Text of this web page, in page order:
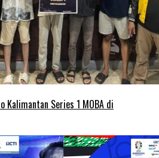
Kalimantan Series 1 MOBA di